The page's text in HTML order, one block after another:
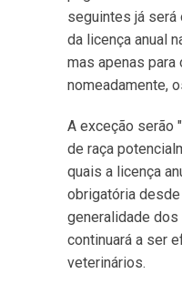
seguintes já será
da licença anual
mas apenas para
nomeadamente,
A exceção serão
de raça
quais a licença
obrigatória
generalidade
continuará a ser
veterinários.